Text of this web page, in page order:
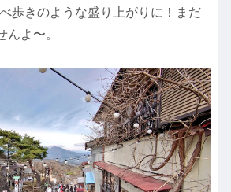
歩きのような盛り上がりに！まだ
んよ〜。